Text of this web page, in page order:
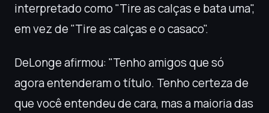
interpretado como "Tire as calças e bata uma",
em vez de "Tire as calças e o casaco".
DeLonge afirmou: "Tenho amigos que só
agora entenderam o título. Tenho certeza de
que você entendeu de cara, mas a maioria das